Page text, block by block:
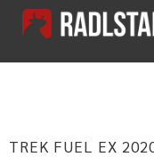
TREK FUEL EX